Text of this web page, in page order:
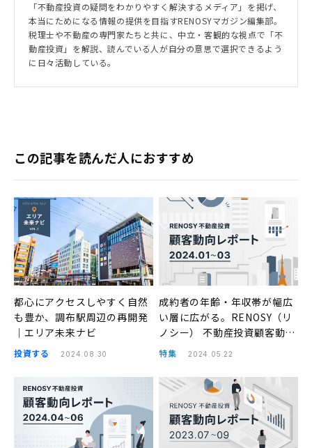
「不動産投資の疑問をわかりやすく解決するメディア」を掲げ、
本当にためになる情報の提供を目指すRENOSYマガジン編集部。
税理士や不動産の専門家たちと共に、中立・客観的な視点で「不
動産投資」を解説、読んでいる人が自分の意思で選択できるよう
に日々活動している。
この記事を読んだ人におすすめ
都心にアクセスしやすく自然
も豊か、調布駅周辺の再開発
｜エリア未来ナビ
投資する 2024.08.30
成約者の年齢・年収帯が幅広
い層に広がる。RENOSY（リ
ノシー） 不動産投資顧客動向
レポート 2024年1〜3月
特集 2024.05.22